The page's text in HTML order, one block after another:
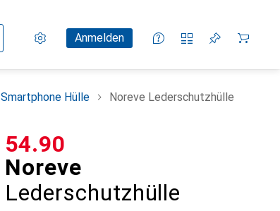
Einstellungen
KundenkontoAnmelden
Vergleichslisten
Merklisten
Warenkorb
Smartphone Hülle Noreve Lederschutzhülle
Noreve
Lederschutzhülle
CHF
54.90